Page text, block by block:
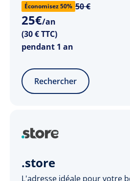
Économisez 50% 50 €
25€/an
(30 € TTC)
pendant 1 an
Rechercher
.store
L'adresse idéale pour votre